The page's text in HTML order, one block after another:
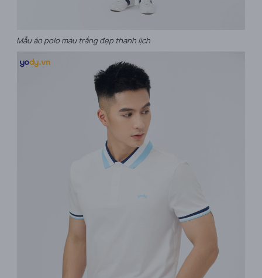
Mẫu áo polo màu trắng đẹp thanh lịch